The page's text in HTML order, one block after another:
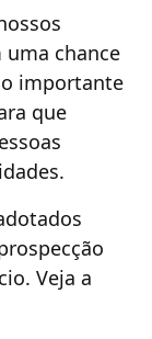
uma chance
importante
que
Veja a